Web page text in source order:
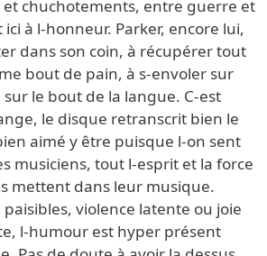
chuchotements, entre guerre et
ici à l-honneur. Parker, encore lui,
dans son coin, à récupérer tout
bout de pain, à s-envoler sur
le bout de la langue. C-est
le disque retranscrit bien le
aimé y être puisque l-on sent
musiciens, tout l-esprit et la force
mettent dans leur musique.
paisibles, violence latente ou joie
l-humour est hyper présent